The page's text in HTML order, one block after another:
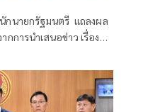
กนายกรัฐมนตรี แถลงผล
การนำเสนอข่าว เรื่อง
าลนี้มีเสถียรภาพและ